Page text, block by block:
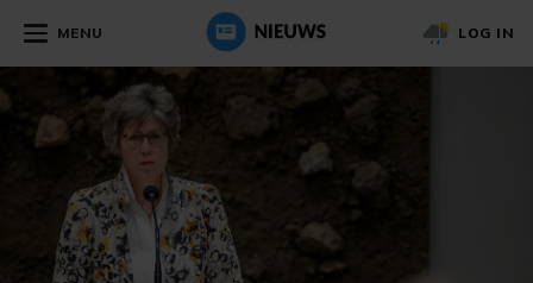
MENU LOG IN